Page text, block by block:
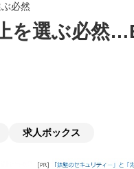
必然
を選ぶ必然
求人ボックス